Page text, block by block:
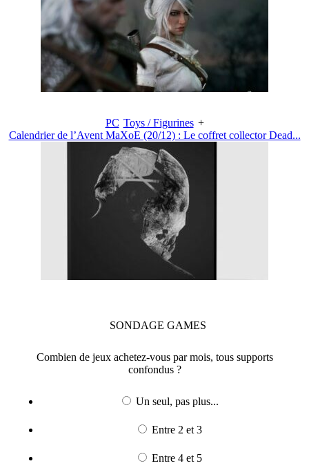
PC Toys / Figurines +
Calendrier de l’Avent MaXoE (20/12) : Le coffret collector Dead...
SONDAGE GAMES
Combien de jeux achetez-vous par mois, tous supports
confondus ?
Un seul, pas plus...
Entre 2 et 3
Entre 4 et 5